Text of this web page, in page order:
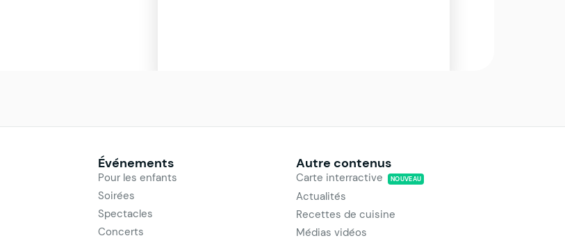
Événements
Pour les enfants
Soirées
Spectacles
Concerts
Autre contenus
Carte interractive NOUVEAU
Actualités
Recettes de cuisine
Médias vidéos